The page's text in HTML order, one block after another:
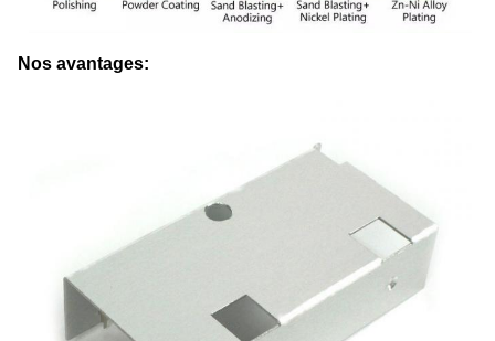
Nos avantages: